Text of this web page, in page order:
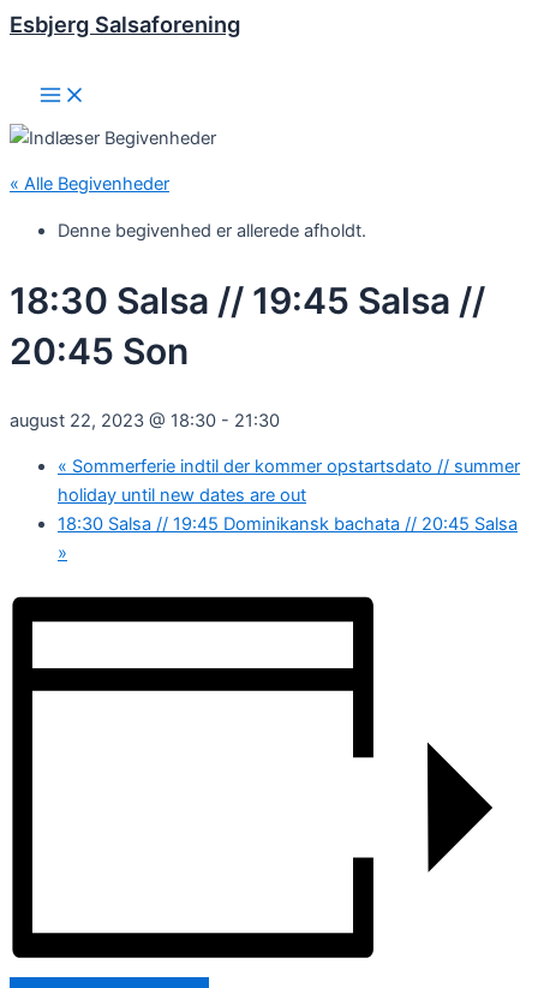
Gå
Esbjerg Salsaforening
Main
Menu
« Alle Begivenheder
Denne begivenhed er allerede afholdt.
18:30 Salsa // 19:45 Salsa //
20:45 Son
august 22, 2023 @ 18:30 - 21:30
« Sommerferie indtil der kommer opstartsdato // summer
holiday until new dates are out
18:30 Salsa // 19:45 Dominikansk bachata // 20:45 Salsa
»